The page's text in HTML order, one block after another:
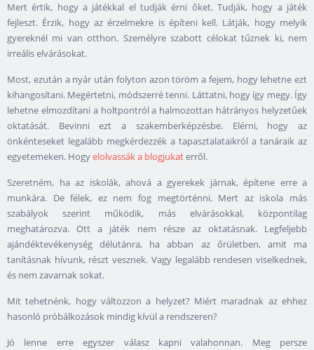
Mert értik, hogy a játékkal el tudják érni őket. Tudják, hogy a játék
fejleszt. Érzik, hogy az érzelmekre is építeni kell. Látják, hogy melyik
gyereknél mi van otthon. Személyre szabott célokat tűznek ki, nem
irreális elvárásokat.
Most, ezután a nyár után folyton azon töröm a fejem, hogy lehetne ezt
kihangosítani. Megértetni, módszerré tenni. Láttatni, hogy így megy. Így
lehetne elmozdítani a holtpontról a halmozottan hátrányos helyzetűek
oktatását. Bevinni ezt a szakemberképzésbe. Elérni, hogy az
önkénteseket legalább megkérdezzék a tapasztalataikról a tanáraik az
egyetemeken. Hogyelolvassák a blogjukaterről.
Szeretném, ha az iskolák, ahová a gyerekek járnak, építene erre a
munkára. De félek, ez nem fog megtörténni. Mert az iskola más
szabályok szerint működik, más elvárásokkal, központilag
meghatározva. Ott a játék nem része az oktatásnak. Legfeljebb
ajándéktevékenység délutánra, ha abban az őrületben, amit ma
tanításnak hívunk, részt vesznek. Vagy legalább rendesen viselkednek,
és nem zavarnak sokat.
Mit tehetnénk, hogy változzon a helyzet? Miért maradnak az ehhez
hasonló próbálkozások mindig kívül a rendszeren?
Jó lenne erre egyszer válasz kapni valahonnan. Meg persze